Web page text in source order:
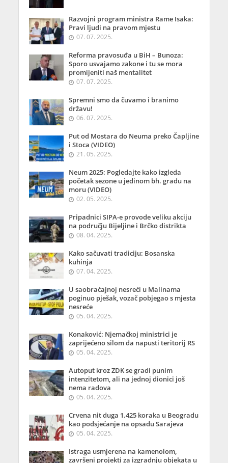
Razvojni program ministra Rame Isaka:
Pravi ljudi na pravom mjestu
07. 07. 2025.
Reforma pravosuđa u BiH – Bunoza:
Sporo usvajamo zakone i tu se mora
promijeniti naš mentalitet
07. 07. 2025.
Spremni smo da čuvamo i branimo
državu!
06. 07. 2025.
Put od Mostara do Neuma preko Čapljine
i Stoca (VIDEO)
21. 05. 2025.
Neum 2025: Pogledajte kako izgleda
početak sezone u jedinom bh. gradu na
moru (VIDEO)
02. 05. 2025.
Pripadnici SIPA-e provode veliku akciju
na području Bijeljine i Brčko distrikta
08. 04. 2025.
Kako sačuvati tradiciju: Bosanska
kuhinja
07. 04. 2025.
U saobraćajnoj nesreći u Malinama
poginuo pješak, vozač pobjegao s mjesta
nesreće
05. 04. 2025.
Konaković: Njemačkoj ministrici je
zaprijećeno silom da napusti teritorij RS
05. 04. 2025.
Autoput kroz ZDK se gradi punim
intenzitetom, ali na jednoj dionici još
nema radova
05. 04. 2025.
Crvena nit duga 1.425 koraka u Beogradu
kao podsjećanje na opsadu Sarajeva
05. 04. 2025.
Istraga usmjerena na kamenolom,
završeni projekti za izgradnju objekata u